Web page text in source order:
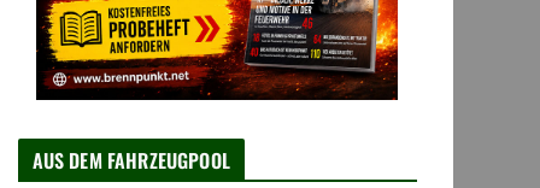
AUS DEM FAHRZEUGPOOL